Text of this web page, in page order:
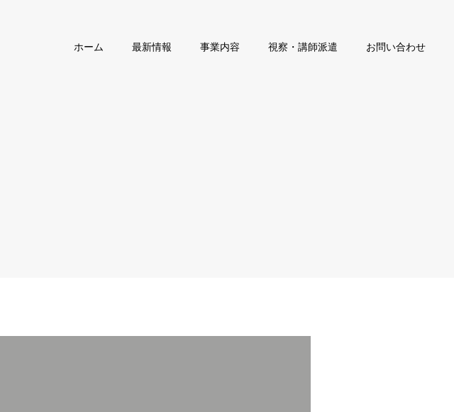
ホーム 最新情報 事業内容 視察・講師派遣 お問い合わせ